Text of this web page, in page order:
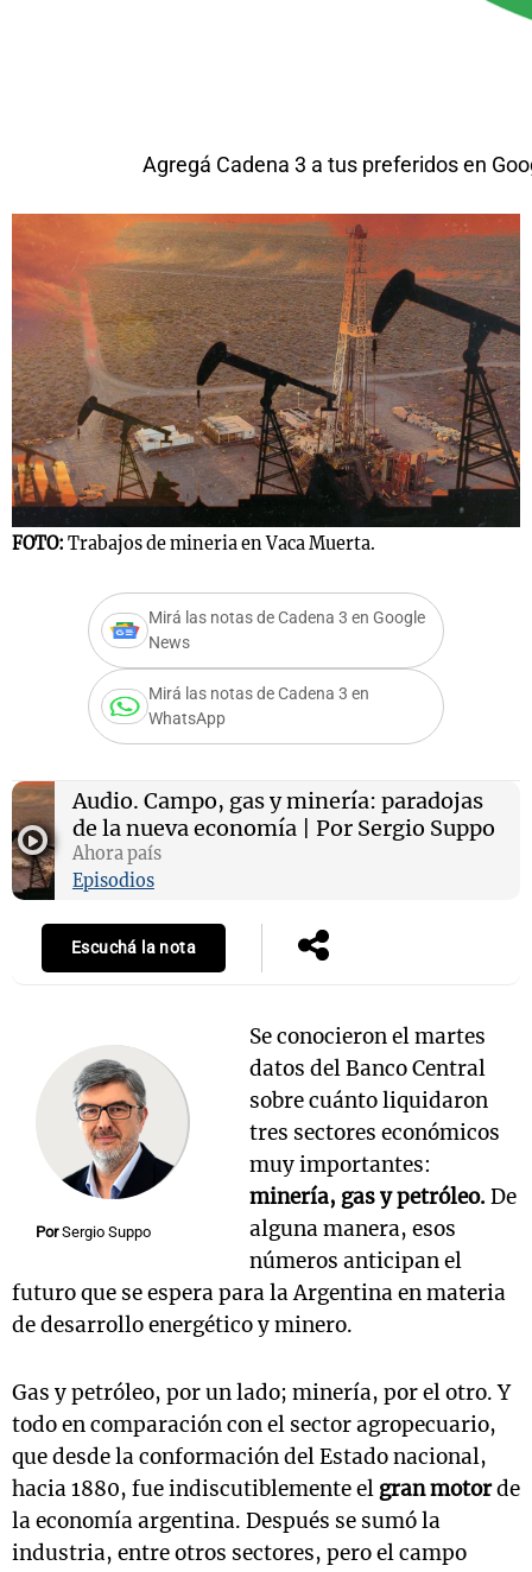
Agregá Cadena 3 a tus preferidos en
FOTO: Trabajos de mineria en Vaca Muerta.
Mirá las notas de Cadena 3 en Google
News
Mirá las notas de Cadena 3 en
WhatsApp
Audio. Campo, gas y minería: paradojas
de la nueva economía | Por Sergio Suppo
Ahora país
Episodios
Escuchá la nota
Por Sergio Suppo
Se conocieron el martes
datos del Banco Central
sobre cuánto liquidaron
tres sectores económicos
muy importantes:
minería, gas y petróleo. De
alguna manera, esos
números anticipan el
futuro que se espera para la Argentina en materia
de desarrollo energético y minero.
Gas y petróleo, por un lado; minería, por el otro. Y
todo en comparación con el sector agropecuario,
que desde la conformación del Estado nacional,
hacia 1880, fue indiscutiblemente el gran motorde
la economía argentina. Después se sumó la
industria, entre otros sectores, pero el campo